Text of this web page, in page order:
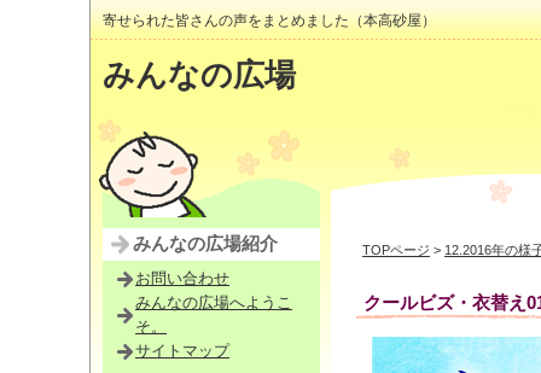
寄せられた皆さんの声をまとめました（本高砂屋）
みんなの広場
TOPページ > 12.2016年の様
クールビズ・衣替え
みんなの広場紹介
お問い合わせ
みんなの広場へようこ
そ。
サイトマップ